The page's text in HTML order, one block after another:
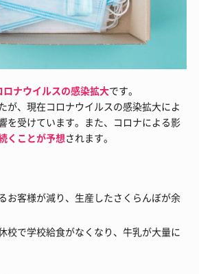
ロナウイルスの感染拡大です。
が、現在コロナウイルスの感染拡大によ
を受けています。また、コロナによる影
くことが予想されます。
お客様が減り、生産したさくらんぼが余
校で学校給食がなくなり、牛乳が大量に